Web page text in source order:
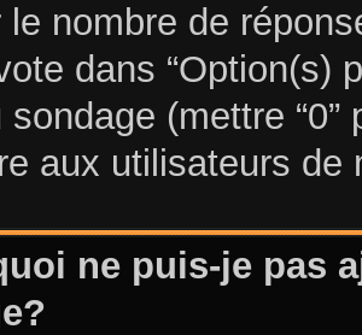
le nombre de
dans “Option(s)
sondage (mettre
aux utilisateurs de
ne puis-je pas